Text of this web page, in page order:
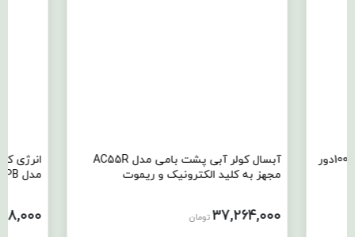
آبسال ماشین لباسشویی 5 کیلویی 1000دور
آبسال کولر آبی پشت بامی مدل AC55R
مجهز به کلید الکترونیک و ریموت
37,264,000 تومان
مدل EC0750PB